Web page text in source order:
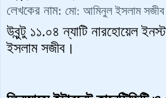
লেখকের নাম: মো: আমিনুল ইসলাম সজীব
উবুন্টু ১১.০৪ ন্যাটি নারহোয়েল
ইসলাম সজীব।